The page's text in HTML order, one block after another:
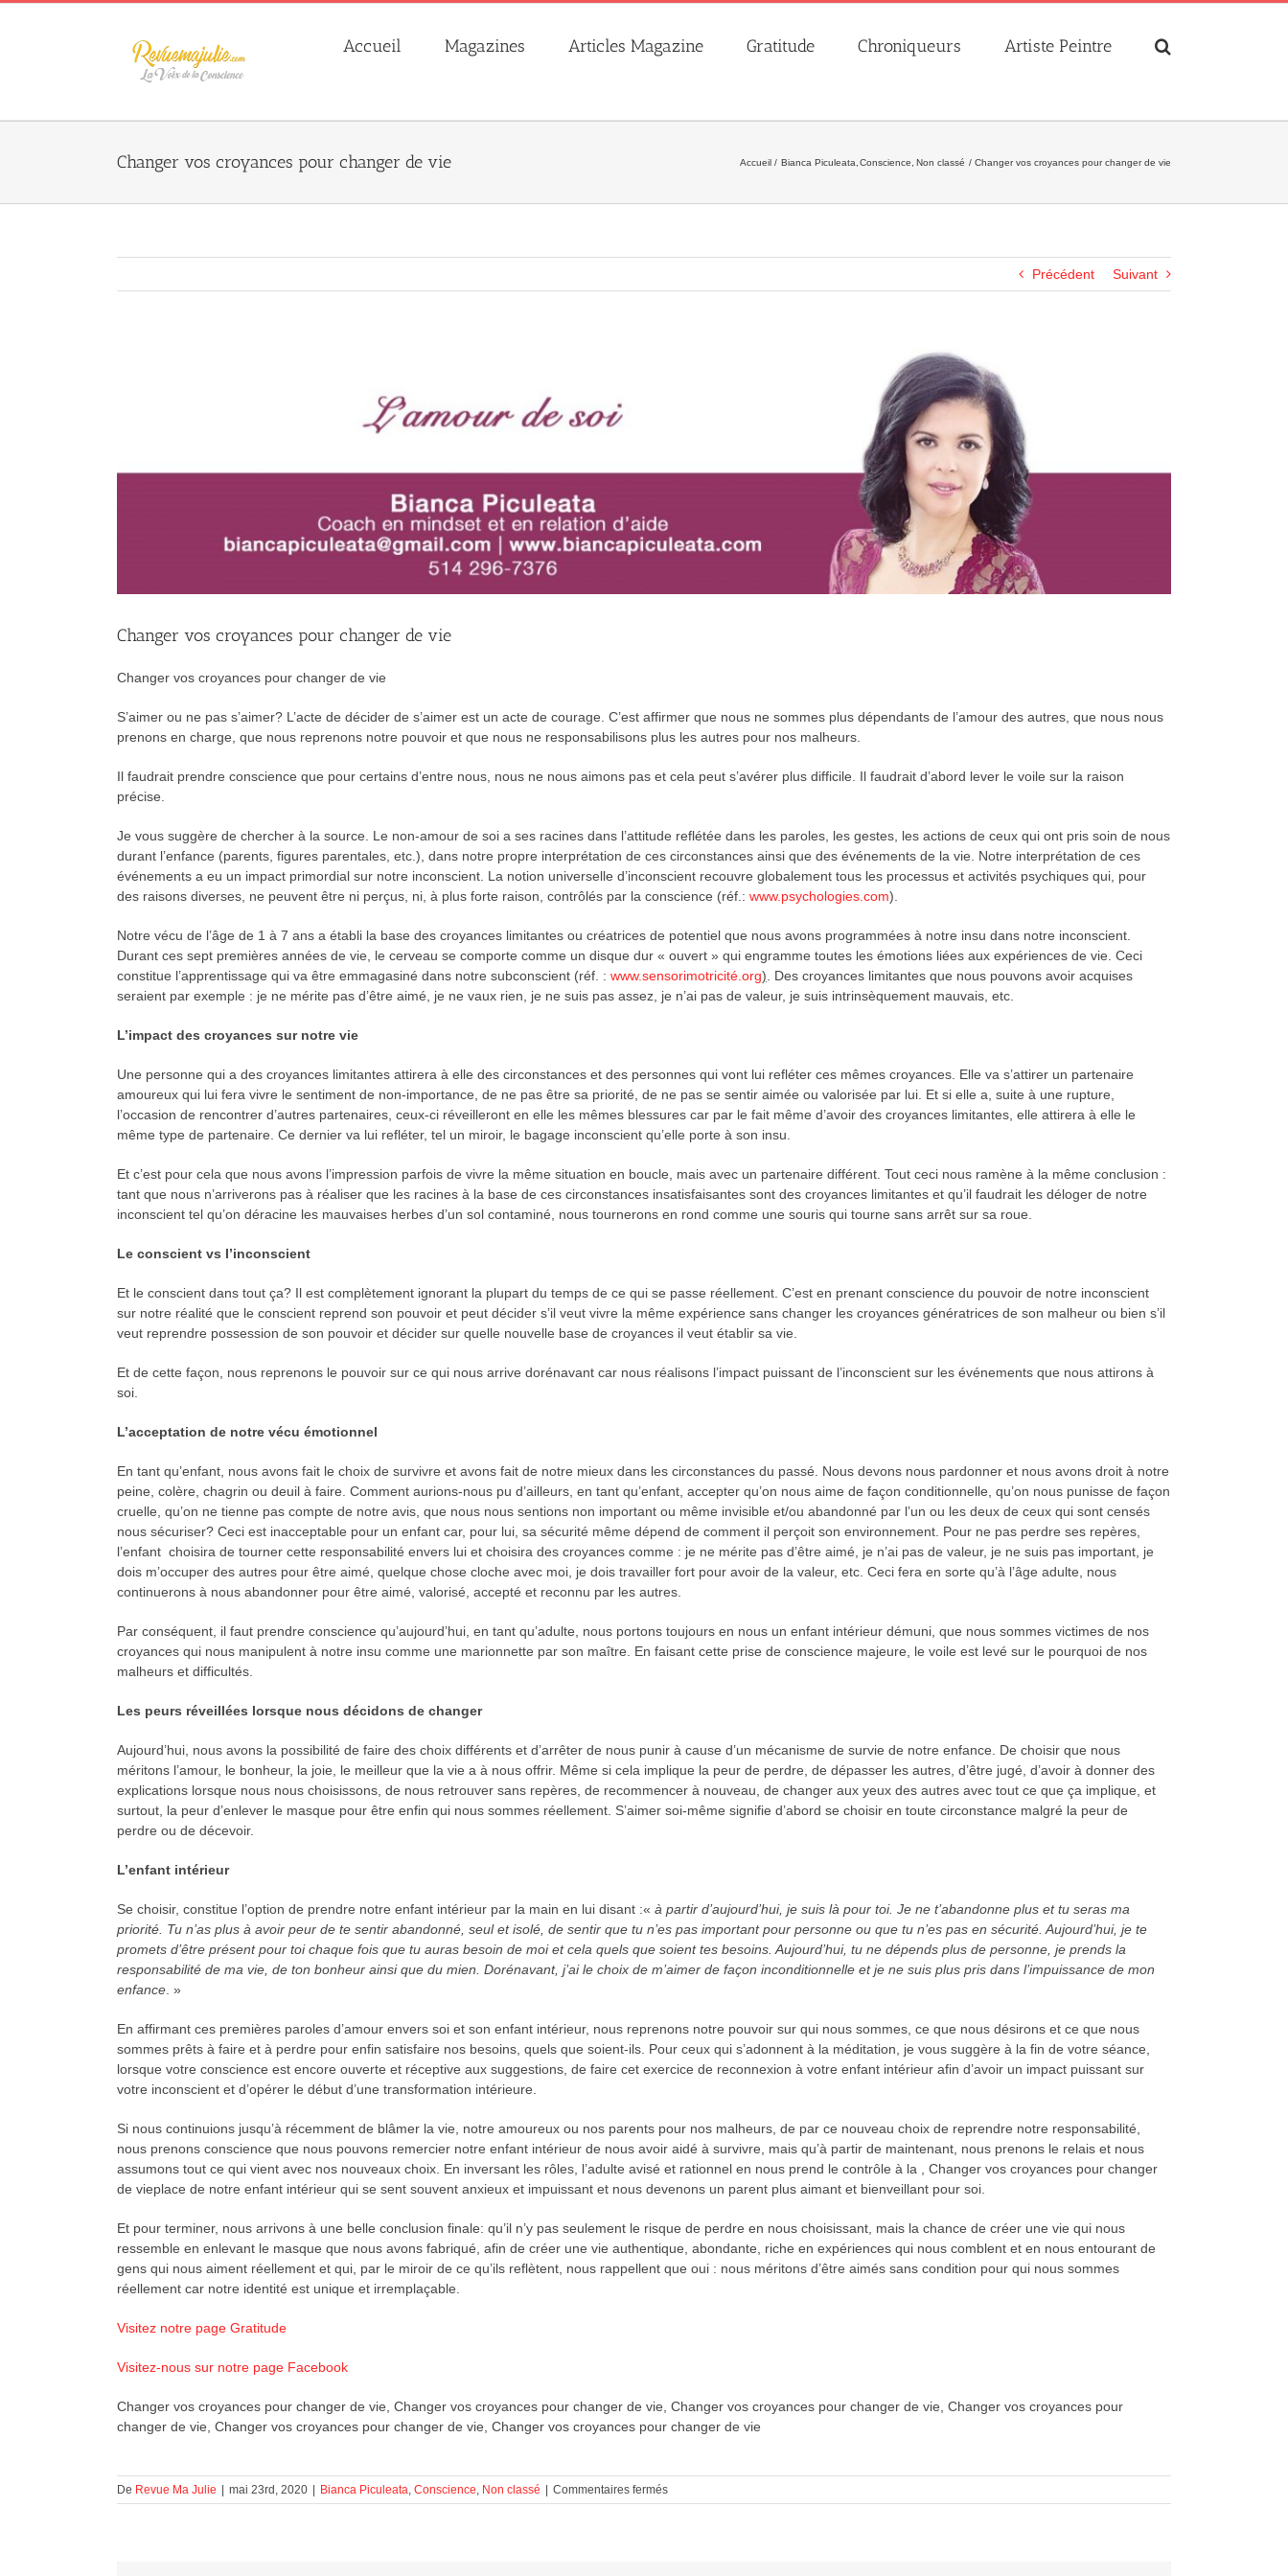
Skip
Accueil Magazines Articles Magazine Gratitude Chroniqueurs Artiste Peintre
Changer vos croyances pour changer de vie Accueil Bianca Piculeata Conscience Non classé Changer vos croyances pour changer de vie
Précédent Suivant
Changer vos croyances pour changer de vie
Changer vos croyances pour changer de vie
S’aimer ou ne pas s’aimer? L’acte de décider de s’aimer est un acte de courage. C’est affirmer que nous ne sommes plus dépendants de l’amour des autres, que nous nous
prenons en charge, que nous reprenons notre pouvoir et que nous ne responsabilisons plus les autres pour nos malheurs.
Il faudrait prendre conscience que pour certains d’entre nous, nous ne nous aimons pas et cela peut s’avérer plus difficile. Il faudrait d’abord lever le voile sur la raison
précise.
Je vous suggère de chercher à la source. Le non-amour de soi a ses racines dans l’attitude reflétée dans les paroles, les gestes, les actions de ceux qui ont pris soin de nous
durant l’enfance (parents, figures parentales, etc.), dans notre propre interprétation de ces circonstances ainsi que des événements de la vie. Notre interprétation de ces
événements a eu un impact primordial sur notre inconscient. La notion universelle d’inconscient recouvre globalement tous les processus et activités psychiques qui, pour
des raisons diverses, ne peuvent être ni perçus, ni, à plus forte raison, contrôlés par la conscience (réf.: www.psychologies.com).
Notre vécu de l’âge de 1 à 7 ans a établi la base des croyances limitantes ou créatrices de potentiel que nous avons programmées à notre insu dans notre inconscient.
Durant ces sept premières années de vie, le cerveau se comporte comme un disque dur « ouvert » qui engramme toutes les émotions liées aux expériences de vie. Ceci
constitue l’apprentissage qui va être emmagasiné dans notre subconscient (réf. : www.sensorimotricité.org) . Des croyances limitantes que nous pouvons avoir acquises
seraient par exemple : je ne mérite pas d’être aimé, je ne vaux rien, je ne suis pas assez, je n’ai pas de valeur, je suis intrinsèquement mauvais, etc.
L’impact des croyances sur notre vie
Une personne qui a des croyances limitantes attirera à elle des circonstances et des personnes qui vont lui refléter ces mêmes croyances. Elle va s’attirer un partenaire
amoureux qui lui fera vivre le sentiment de non-importance, de ne pas être sa priorité, de ne pas se sentir aimée ou valorisée par lui. Et si elle a, suite à une rupture,
l’occasion de rencontrer d’autres partenaires, ceux-ci réveilleront en elle les mêmes blessures car par le fait même d’avoir des croyances limitantes, elle attirera à elle le
même type de partenaire. Ce dernier va lui refléter, tel un miroir, le bagage inconscient qu’elle porte à son insu.
Et c’est pour cela que nous avons l’impression parfois de vivre la même situation en boucle, mais avec un partenaire différent. Tout ceci nous ramène à la même conclusion :
tant que nous n’arriverons pas à réaliser que les racines à la base de ces circonstances insatisfaisantes sont des croyances limitantes et qu’il faudrait les déloger de notre
inconscient tel qu’on déracine les mauvaises herbes d’un sol contaminé, nous tournerons en rond comme une souris qui tourne sans arrêt sur sa roue.
Le conscient vs l’inconscient
Et le conscient dans tout ça? Il est complètement ignorant la plupart du temps de ce qui se passe réellement. C’est en prenant conscience du pouvoir de notre inconscient
sur notre réalité que le conscient reprend son pouvoir et peut décider s’il veut vivre la même expérience sans changer les croyances génératrices de son malheur ou bien s’il
veut reprendre possession de son pouvoir et décider sur quelle nouvelle base de croyances il veut établir sa vie.
Et de cette façon, nous reprenons le pouvoir sur ce qui nous arrive dorénavant car nous réalisons l’impact puissant de l’inconscient sur les événements que nous attirons à
soi.
L’acceptation de notre vécu émotionnel
En tant qu’enfant, nous avons fait le choix de survivre et avons fait de notre mieux dans les circonstances du passé. Nous devons nous pardonner et nous avons droit à notre
peine, colère, chagrin ou deuil à faire. Comment aurions-nous pu d’ailleurs, en tant qu’enfant, accepter qu’on nous aime de façon conditionnelle, qu’on nous punisse de façon
cruelle, qu’on ne tienne pas compte de notre avis, que nous nous sentions non important ou même invisible et/ou abandonné par l’un ou les deux de ceux qui sont censés
nous sécuriser? Ceci est inacceptable pour un enfant car, pour lui, sa sécurité même dépend de comment il perçoit son environnement. Pour ne pas perdre ses repères,
l’enfant choisira de tourner cette responsabilité envers lui et choisira des croyances comme : je ne mérite pas d’être aimé, je n’ai pas de valeur, je ne suis pas important, je
dois m’occuper des autres pour être aimé, quelque chose cloche avec moi, je dois travailler fort pour avoir de la valeur, etc. Ceci fera en sorte qu’à l’âge adulte, nous
continuerons à nous abandonner pour être aimé, valorisé, accepté et reconnu par les autres.
Par conséquent, il faut prendre conscience qu’aujourd’hui, en tant qu’adulte, nous portons toujours en nous un enfant intérieur démuni, que nous sommes victimes de nos
croyances qui nous manipulent à notre insu comme une marionnette par son maître. En faisant cette prise de conscience majeure, le voile est levé sur le pourquoi de nos
malheurs et difficultés.
Les peurs réveillées lorsque nous décidons de changer
Aujourd’hui, nous avons la possibilité de faire des choix différents et d’arrêter de nous punir à cause d’un mécanisme de survie de notre enfance. De choisir que nous
méritons l’amour, le bonheur, la joie, le meilleur que la vie a à nous offrir. Même si cela implique la peur de perdre, de dépasser les autres, d’être jugé, d’avoir à donner des
explications lorsque nous nous choisissons, de nous retrouver sans repères, de recommencer à nouveau, de changer aux yeux des autres avec tout ce que ça implique, et
surtout, la peur d’enlever le masque pour être enfin qui nous sommes réellement. S’aimer soi-même signifie d’abord se choisir en toute circonstance malgré la peur de
perdre ou de décevoir.
L’enfant intérieur
Se choisir, constitue l’option de prendre notre enfant intérieur par la main en lui disant :« à partir d’aujourd’hui, je suis là pour toi. Je ne t’abandonne plus et tu seras ma
priorité. Tu n’as plus à avoir peur de te sentir abandonné, seul et isolé, de sentir que tu n’es pas important pour personne ou que tu n’es pas en sécurité. Aujourd’hui, je te
promets d’être présent pour toi chaque fois que tu auras besoin de moi et cela quels que soient tes besoins. Aujourd’hui, tu ne dépends plus de personne, je prends la
responsabilité de ma vie, de ton bonheur ainsi que du mien. Dorénavant, j’ai le choix de m’aimer de façon inconditionnelle et je ne suis plus pris dans l’impuissance de mon
enfance. »
En affirmant ces premières paroles d’amour envers soi et son enfant intérieur, nous reprenons notre pouvoir sur qui nous sommes, ce que nous désirons et ce que nous
sommes prêts à faire et à perdre pour enfin satisfaire nos besoins, quels que soient-ils. Pour ceux qui s’adonnent à la méditation, je vous suggère à la fin de votre séance,
lorsque votre conscience est encore ouverte et réceptive aux suggestions, de faire cet exercice de reconnexion à votre enfant intérieur afin d’avoir un impact puissant sur
votre inconscient et d’opérer le début d’une transformation intérieure.
Si nous continuions jusqu’à récemment de blâmer la vie, notre amoureux ou nos parents pour nos malheurs, de par ce nouveau choix de reprendre notre responsabilité,
nous prenons conscience que nous pouvons remercier notre enfant intérieur de nous avoir aidé à survivre, mais qu’à partir de maintenant, nous prenons le relais et nous
assumons tout ce qui vient avec nos nouveaux choix. En inversant les rôles, l’adulte avisé et rationnel en nous prend le contrôle à la , Changer vos croyances pour changer
de vieplace de notre enfant intérieur qui se sent souvent anxieux et impuissant et nous devenons un parent plus aimant et bienveillant pour soi.
Et pour terminer, nous arrivons à une belle conclusion finale: qu’il n’y pas seulement le risque de perdre en nous choisissant, mais la chance de créer une vie qui nous
ressemble en enlevant le masque que nous avons fabriqué, afin de créer une vie authentique, abondante, riche en expériences qui nous comblent et en nous entourant de
gens qui nous aiment réellement et qui, par le miroir de ce qu’ils reflètent, nous rappellent que oui : nous méritons d’être aimés sans condition pour qui nous sommes
réellement car notre identité est unique et irremplaçable.
Visitez notre page Gratitude
Visitez-nous sur notre page Facebook
Changer vos croyances pour changer de vie, Changer vos croyances pour changer de vie, Changer vos croyances pour changer de vie, Changer vos croyances pour
changer de vie, Changer vos croyances pour changer de vie, Changer vos croyances pour changer de vie
De Revue Ma Julie mai 23rd, 2020 Bianca Piculeata, Conscience, Non classé Commentaires ferméssur
Changer